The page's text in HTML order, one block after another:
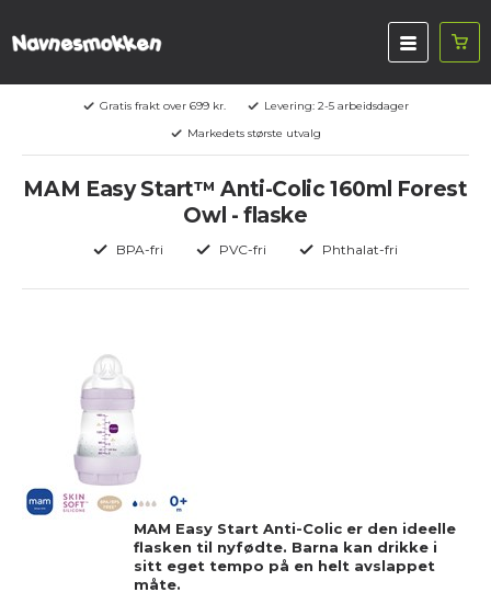
Gratis frakt over 699 kr.
Levering: 2-5 arbeidsdager
Markedets største utvalg
MAM Easy Start™ Anti-Colic 160ml Forest
Owl - flaske
BPA-fri PVC-fri Phthalat-fri
MAM Easy Start Anti-Colic er den ideelle
flasken til nyfødte. Barna kan drikke i
sitt eget tempo på en helt avslappet
måte.